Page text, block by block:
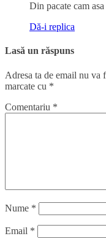
Din pacate cam
Dă-i replica
Lasă un răspuns
Adresa ta de email nu va
marcate cu *
Comentariu *
Nume *
Email *